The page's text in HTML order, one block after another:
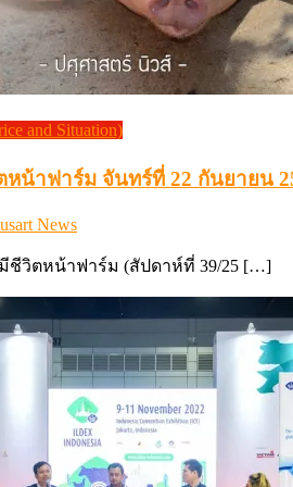
and Situation)
น้าฟาร์ม จันทร์ที่ 22 กันยายน
News
ชีวิตหน้าฟาร์ม (สัปดาห์ที่ 39/25 […]